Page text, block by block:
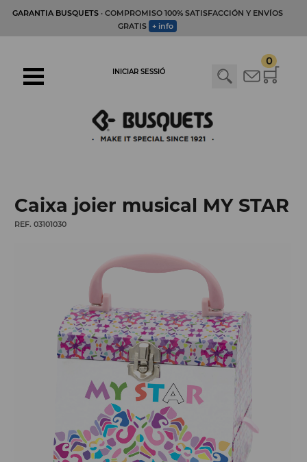
GARANTIA BUSQUETS· COMPROMISO 100% SATISFACCIÓN Y ENVÍOS
GRATIS + info
0
INICIAR SESSIÓ
Caixa joier musical MY STAR
REF. 03101030